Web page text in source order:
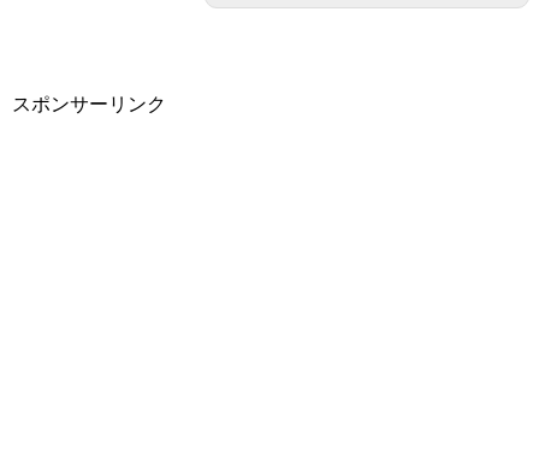
スポンサーリンク